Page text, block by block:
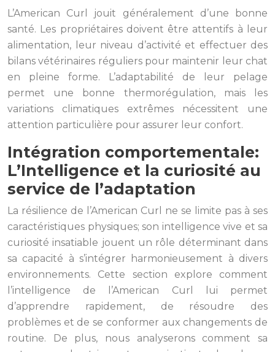
L’American Curl jouit généralement d’une bonne
santé. Les propriétaires doivent être attentifs à leur
alimentation, leur niveau d’activité et effectuer des
bilans vétérinaires réguliers pour maintenir leur chat
en pleine forme. L’adaptabilité de leur pelage
permet une bonne thermorégulation, mais les
variations climatiques extrêmes nécessitent une
attention particulière pour assurer leur confort.
Intégration comportementale:
L’Intelligence et la curiosité au
service de l’adaptation
La résilience de l’American Curl ne se limite pas à ses
caractéristiques physiques; son intelligence vive et sa
curiosité insatiable jouent un rôle déterminant dans
sa capacité à s’intégrer harmonieusement à divers
environnements. Cette section explore comment
l’intelligence de l’American Curl lui permet
d’apprendre rapidement, de résoudre des
problèmes et de se conformer aux changements de
routine. De plus, nous analyserons comment sa